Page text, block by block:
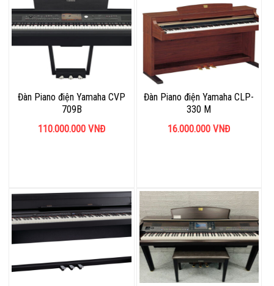
Đàn Piano điện Yamaha CVP
709B
110.000.000 VNĐ
Đàn Piano điện Yamaha CLP-
330 M
16.000.000 VNĐ